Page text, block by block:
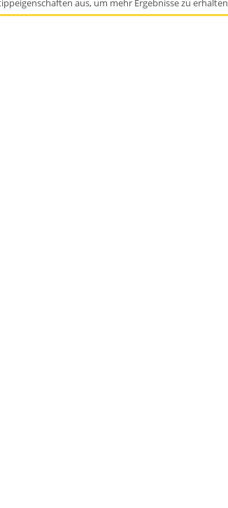
aus, um mehr Ergebnisse zu erhalten